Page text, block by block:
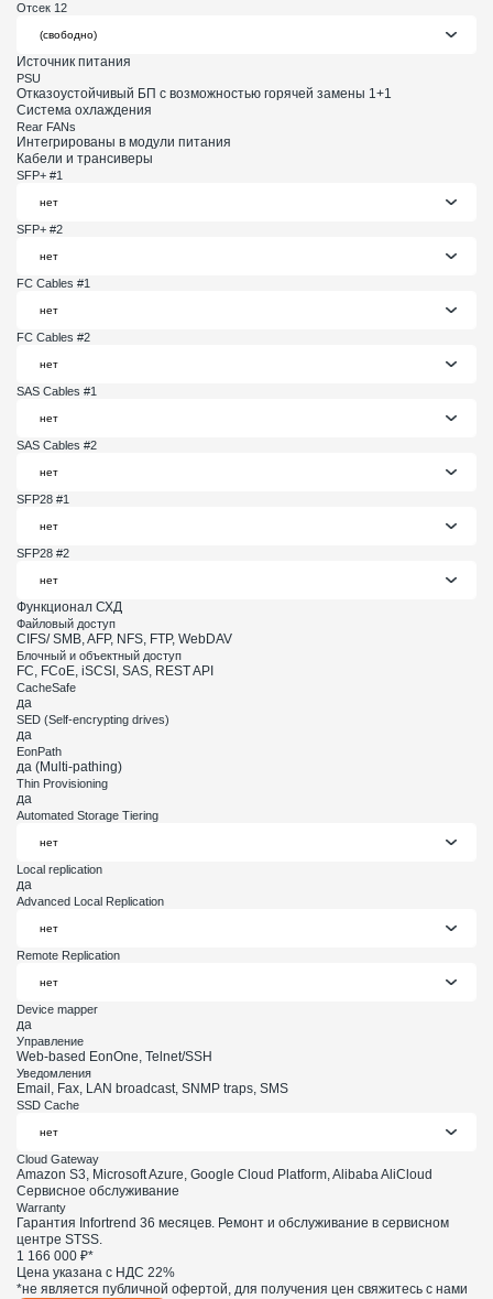
Отсек 12
Источник питания
PSU
Отказоустойчивый БП с возможностью горячей замены 1+1
Система охлаждения
Rear FANs
Интегрированы в модули питания
Кабели и трансиверы
SFP+ #1
SFP+ #2
FC Cables #1
FC Cables #2
SAS Cables #1
SAS Cables #2
SFP28 #1
SFP28 #2
Функционал СХД
Файловый доступ
CIFS/ SMB, AFP, NFS, FTP, WebDAV
Блочный и объектный доступ
FC, FCoE, iSCSI, SAS, REST API
CacheSafe
да
SED (Self-encrypting drives)
да
EonPath
да (Multi-pathing)
Thin Provisioning
да
Automated Storage Tiering
Local replication
да
Advanced Local Replication
Remote Replication
Device mapper
да
Управление
Web-based EonOne, Telnet/SSH
Уведомления
Email, Fax, LAN broadcast, SNMP traps, SMS
SSD Cache
Cloud Gateway
Amazon S3, Microsoft Azure, Google Cloud Platform, Alibaba AliCloud
Сервисное обслуживание
Warranty
Гарантия Infortrend 36 месяцев. Ремонт и обслуживание в сервисном
центре STSS.
1 166 000 ₽*
Цена указана с НДС 22%
*не является публичной офертой, для получения цен свяжитесь с нами